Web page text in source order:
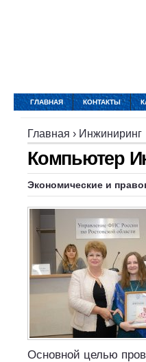
ГЛАВНАЯ КОНТАКТЫ
Главная › Инжиниринг
Компьютер
Экономические и
Основной целью